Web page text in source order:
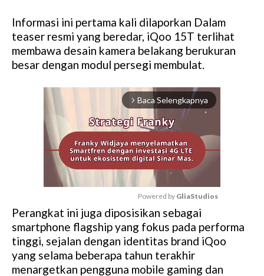
Informasi ini pertama kali dilaporkan Dalam
teaser resmi yang beredar, iQoo 15T terlihat
membawa desain kamera belakang berukuran
besar dengan modul persegi membulat.
arrow_forward_ios Baca Selengkapnya
M
u
t
e
Powered by GliaStudios
Perangkat ini juga diposisikan sebagai
smartphone flagship yang fokus pada performa
tinggi, sejalan dengan identitas brand iQoo
yang selama beberapa tahun terakhir
menargetkan pengguna mobile gaming dan